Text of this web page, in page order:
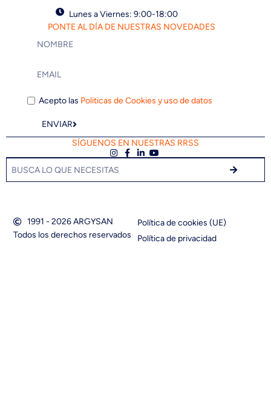
Lunes a Viernes: 9:00-18:00
PONTE AL DÍA DE NUESTRAS NOVEDADES
Acepto las Politicas de Cookies y uso de datos
ENVIAR
SÍGUENOS EN NUESTRAS RRSS
1991 - 2026 ARGYSAN
Todos los derechos reservados
Política de cookies (UE)
Política de privacidad